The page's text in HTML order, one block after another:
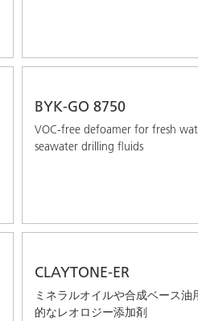
BYK-GO 8750
VOC-free defoamer for fresh
seawater drilling ﬂuids
CLAYTONE-ER
ミネラルオイルや合成ベース油
的なレオロジー添加剤